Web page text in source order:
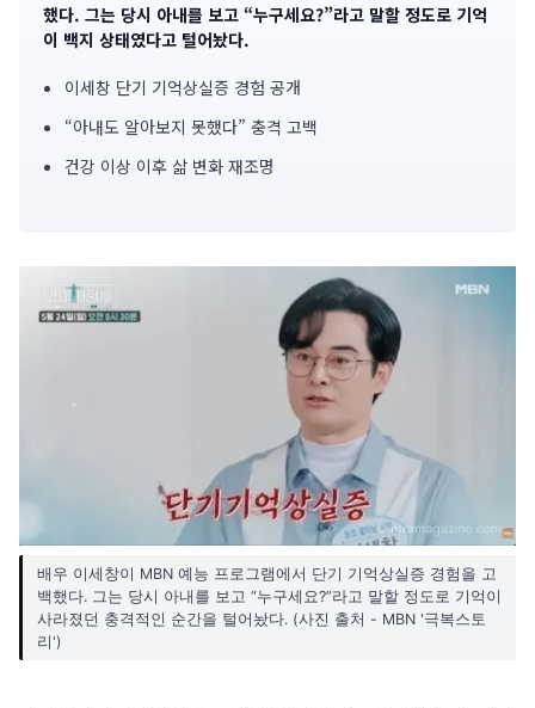
사
핵
심
했다. 그는 당시 아내를 보고 “누구세요?”라고 말할 정도로 기억
이 백지 상태였다고 털어놨다.
이세창 단기 기억상실증 경험 공개
“아내도 알아보지 못했다” 충격 고백
건강 이상 이후 삶 변화 재조명
배우 이세창이 MBN 예능 프로그램에서 단기 기억상실증 경험을 고
백했다. 그는 당시 아내를 보고 “누구세요?”라고 말할 정도로 기억이
사라졌던 충격적인 순간을 털어놨다. (사진 출처 - MBN '극복스토
리')